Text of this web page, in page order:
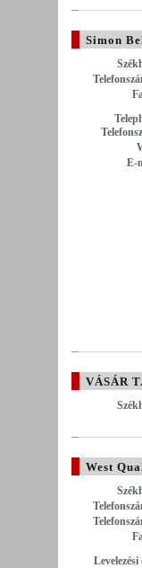
Simon
E-
VÁSÁR
West
Levelezési